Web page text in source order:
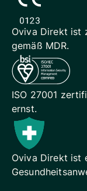
Oviva Direkt ist
gemäß MDR.
ISO 27001
ernst.
Oviva Direkt ist